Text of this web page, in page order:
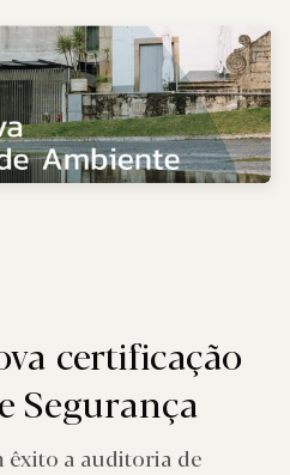
certificação
Segurança
êxito a auditoria de